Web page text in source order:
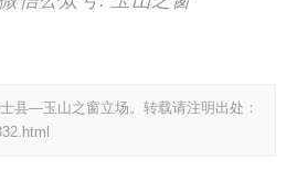
县—玉山之窗立场。转载请注明出处：